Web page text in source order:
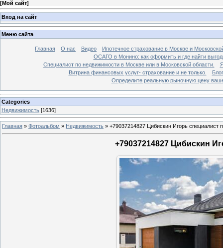
[Мой сайт]
Вход на сайт
Меню сайта
Главная О нас Видео
Ипотечное страхование в Москве и
ОСАГО в Монино: как оформить и где найти
Специалист по недвижимости в Москве или в Московской области.
Витрина финансовых услуг- страхование и не только.
Блог
Определите реальную рыночную цену
Categories
Недвижимость [1636]
Главная » Фотоальбом » Недвижимость » +79037214827 Цибискин Игорь специалист
+79037214827 Цибискин